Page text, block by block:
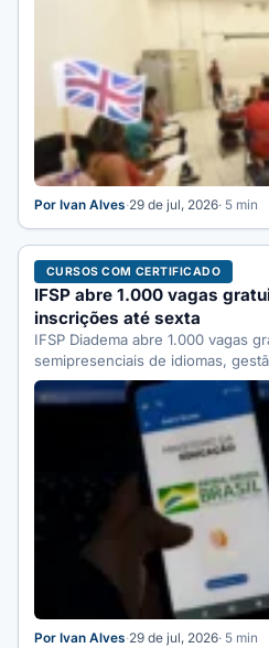
Por Ivan Alves·29 de jul, 2026· 5 min
CURSOS COM CERTIFICADO
IFSP abre 1.000 vagas
inscrições até sexta
IFSP Diadema abre 1.000 vagas
semipresenciais de idiomas,
Por Ivan Alves·29 de jul, 2026· 5 min